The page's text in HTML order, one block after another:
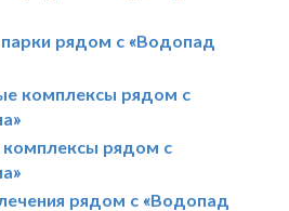
рядом с «Водопад
комплексы рядом с
рядом с
рядом с «Водопад